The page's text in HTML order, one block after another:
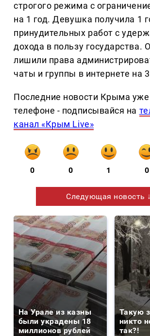
строгого режима с
на 1 год. Девушка получила 1
принудительных работ с
дохода в пользу государства.
лишили права
чаты и группы в интернете на
Последние новости Крыма
телефоне - подписывайся на
канал «Крым Live»
0 0 1 0
Следующая новость ↓
На Урале из казны
были украдены 18
миллионов рублей
Такую
никто
так?!